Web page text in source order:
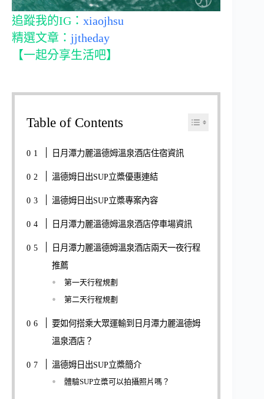
追蹤我的IG： xiaojhsu
精選文章： jjtheday
【一起分享生活吧】
Table of Contents
日月潭力麗溫德姆溫泉酒店住宿資訊
溫德姆日出SUP立槳優惠連結
溫德姆日出SUP立槳專案內容
日月潭力麗溫德姆溫泉酒店停車場資訊
日月潭力麗溫德姆溫泉酒店兩天一夜行程
推薦
第一天行程規劃
第二天行程規劃
要如何搭乘大眾運輸到日月潭力麗溫德姆
溫泉酒店？
溫德姆日出SUP立槳簡介
體驗SUP立槳可以拍攝照片嗎？